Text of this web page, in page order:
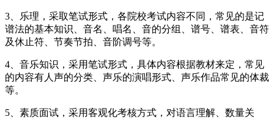
3、乐理，采取笔试形式，各院校考试内容不同，常见的是记
谱法的基本知识、音名、唱名、音的分组、谱号、谱表、音符
及休止符、节奏节拍、音阶调号等。
4、音乐知识，采用笔试形式，具体内容根据教材来定，常见
的内容有人声的分类、声乐的演唱形式、声乐作品常见的体裁
等。
5、素质面试，采用客观化考核方式，对语言理解、数量关